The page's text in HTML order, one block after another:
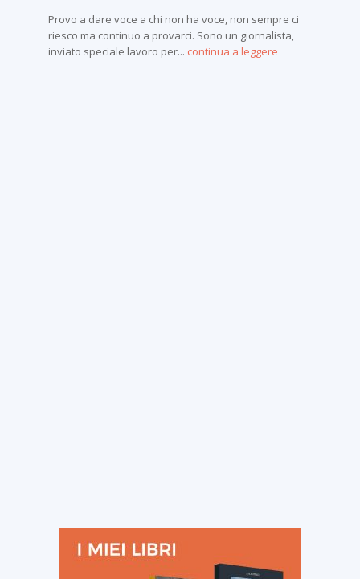
Provo a dare voce a chi non ha voce, non sempre ci
riesco ma continuo a provarci. Sono un giornalista,
inviato speciale lavoro per... continua a leggere